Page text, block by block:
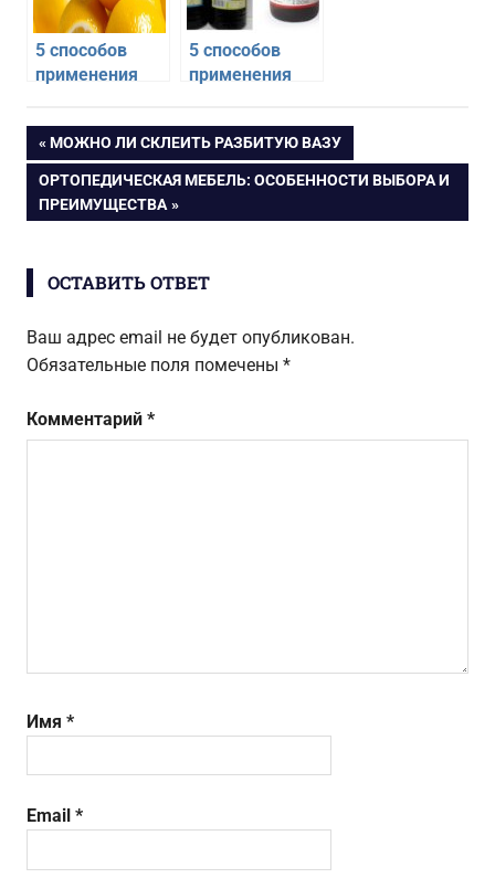
5 способов
применения
5 способов
применения
быту
Навигация
по
ПРЕДЫДУЩАЯ
ЗАПИСЬ:
МОЖНО ЛИ СКЛЕИТЬ РАЗБИТУЮ ВАЗУ
СЛЕДУЮЩАЯ
ЗАПИСЬ:
ОРТОПЕДИЧЕСКАЯ МЕБЕЛЬ: ОСОБЕННОСТИ ВЫБОРА И
ПРЕИМУЩЕСТВА
ОСТАВИТЬ ОТВЕТ
Ваш адрес email не будет опубликован.
Обязательные поля помечены *
Комментарий *
Имя *
Email *